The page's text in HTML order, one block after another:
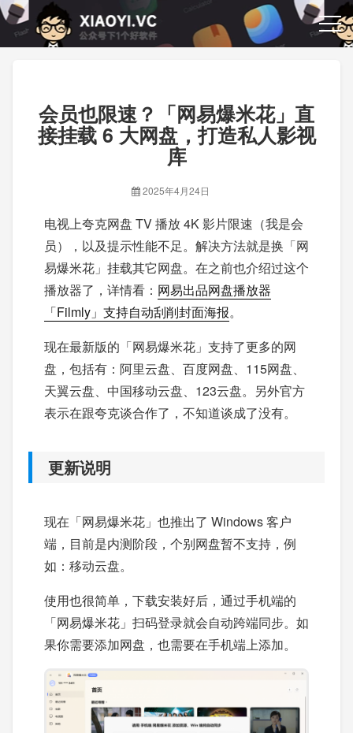
会员也限速？「网易爆米花」直
接挂载 6 大网盘，打造私人影视
库
2025年4月24日
电视上夸克网盘 TV 播放 4K 影片限速（我是会
员），以及提示性能不足。解决方法就是换 「网
易爆米花」挂载其它网盘。在之前也介绍过这个
播放器了，详情看： 网易出品网盘播放器
「Filmly」支持自动刮削封面海报。
现在最新版的「网易爆米花」支持了更多的网
盘，包括有：阿里云盘、百度网盘、115网盘、
天翼云盘、中国移动云盘、123云盘。另外官方
表示在跟夸克谈合作了，不知道谈成了没有。
更新说明
现在「网易爆米花」也推出了 Windows 客户
端，目前是内测阶段，个别网盘暂不支持，例
如：移动云盘。
使用也很简单，下载安装好后，通过手机端的
「网易爆米花」扫码登录就会自动跨端同步。如
果你需要添加网盘，也需要在手机端上添加。